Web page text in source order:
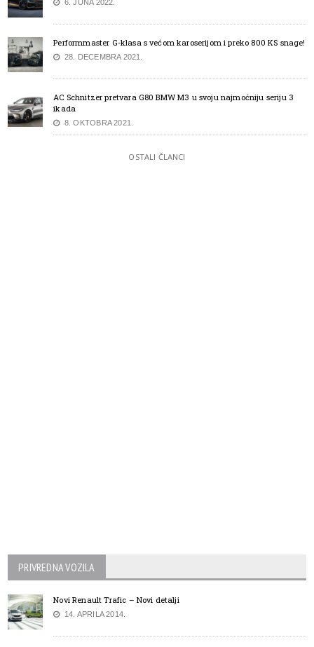
6. JUNA 2022.
Performmaster G-klasa s većom karoserijom i preko 800 KS snage!
28. DECEMBRA 2021.
AC Schnitzer pretvara G80 BMW M3 u svoju najmoćniju seriju 3
ikada
8. OKTOBRA 2021.
OSTALI ČLANCI
PRIVREDNA VOZILA
Novi Renault Trafic – Novi detalji
14. APRILA 2014.